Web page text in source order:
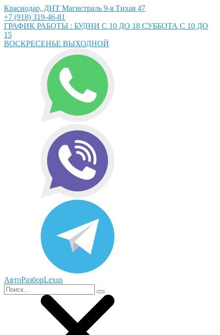
Краснодар, ДНТ Магистраль 9-я Тихая 47
+7 (918) 319-46-81
ГРАФИК РАБОТЫ : БУДНИ С 10 ДО 18 СУББОТА С 10 ДО
15
ВОСКРЕСЕНЬЕ ВЫХОДНОЙ
АвтоРазборLexus